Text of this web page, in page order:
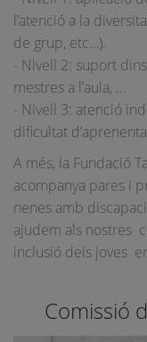
l’atenció a la
de grup, etc…).
- Nivell 2: suport
mestres a l’aula, ...
- Nivell 3: atenció
dificultat
A més, la Fundació
acompanya pares i
nenes amb
ajudem als nostres
inclusió dels joves
Comissió